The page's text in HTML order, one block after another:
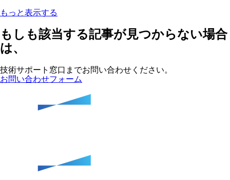
もっと表示する
もしも該当する記事が見つからない場合
は、
技術サポート窓口までお問い合わせください。
お問い合わせフォーム